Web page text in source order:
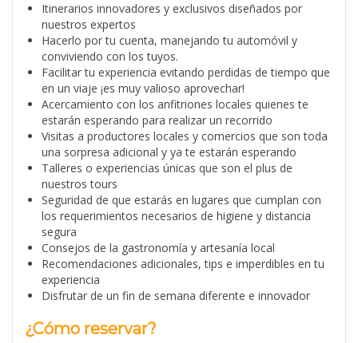
Itinerarios innovadores y exclusivos diseñados por
nuestros expertos
Hacerlo por tu cuenta, manejando tu automóvil y
conviviendo con los tuyos.
Facilitar tu experiencia evitando perdidas de tiempo que
en un viaje ¡es muy valioso aprovechar!
Acercamiento con los anfitriones locales quienes te
estarán esperando para realizar un recorrido
Visitas a productores locales y comercios que son toda
una sorpresa adicional y ya te estarán esperando
Talleres o experiencias únicas que son el plus de
nuestros tours
Seguridad de que estarás en lugares que cumplan con
los requerimientos necesarios de higiene y distancia
segura
Consejos de la gastronomía y artesanía local
Recomendaciones adicionales, tips e imperdibles en tu
experiencia
Disfrutar de un fin de semana diferente e innovador
¿Cómo reservar?